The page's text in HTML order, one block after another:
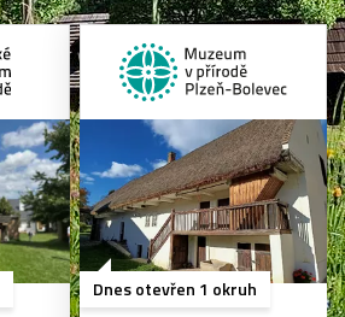
Dnes otevřen 1 okruh